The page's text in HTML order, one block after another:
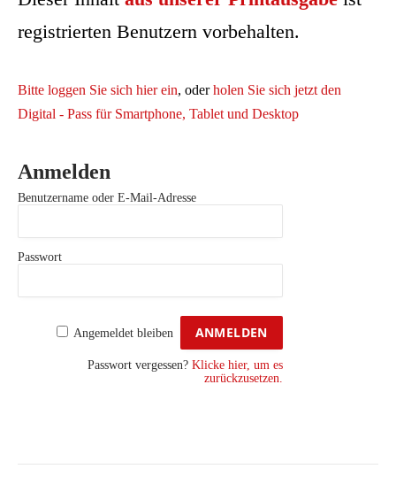
registrierten Benutzern vorbehalten.
Bitte loggen Sie sich hier ein, oderholen Sie sich jetzt den
Digital - Pass für Smartphone, Tablet und Desktop
Anmelden
Benutzername oder E-Mail-Adresse
Passwort
Angemeldet bleiben
Passwort vergessen? Klicke hier, um es
zurückzusetzen.